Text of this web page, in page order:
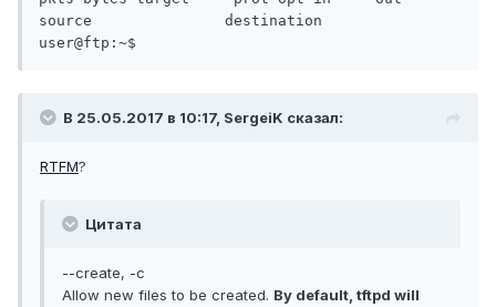
source               destination
user@ftp:~$
В 25.05.2017 в 10:17, SergeiK сказал:
RTFM?
Цитата
--create, -c
Allow new files to be created. By default, tftpd will